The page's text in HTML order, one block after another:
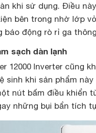
khi sử dụng. Điều
bên trong nhờ lớp
báo động rò rỉ ga
sạch dàn lạnh
12000 Inverter cũng
sinh khi sản phẩm
nút bấm điều khiển
những bụi bẩn tích